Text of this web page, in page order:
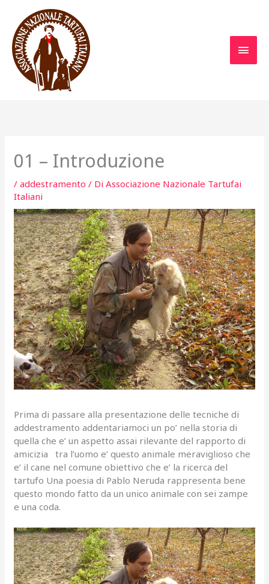
contenuto
01 – Introduzione
/addestramento / DiAssociazione Nazionale Tartufai
Italiani
Prima di passare alla presentazione delle tecniche di
addestramento addentariamoci un po’ nella storia di
quella che e’ un aspetto assai rilevante del rapporto di
amicizia tra l’uomo e’ questo animale meraviglioso che
e’ il cane nel comune obiettivo che e’ la ricerca del
tartufo Una poesia di Pablo Neruda rappresenta bene
questo mondo fatto da un unico animale con sei zampe
e una coda.